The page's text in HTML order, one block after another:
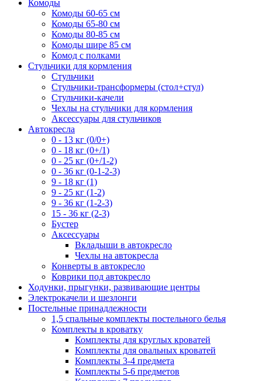
Комоды
Комоды 60-65 см
Комоды 65-80 см
Комоды 80-85 см
Комоды шире 85 см
Комод с полками
Стульчики для кормления
Стульчики
Стульчики-трансформеры (стол+стул)
Стульчики-качели
Чехлы на стульчики для кормления
Аксессуары для стульчиков
Автокресла
0 - 13 кг (0/0+)
0 - 18 кг (0+/1)
0 - 25 кг (0+/1-2)
0 - 36 кг (0-1-2-3)
9 - 18 кг (1)
9 - 25 кг (1-2)
9 - 36 кг (1-2-3)
15 - 36 кг (2-3)
Бустер
Аксессуары
Вкладыши в автокресло
Чехлы на автокресла
Конверты в автокресло
Коврики под автокресло
Ходунки, прыгунки, развивающие центры
Электрокачели и шезлонги
Постельные принадлежности
1,5 спальные комплекты постельного белья
Комплекты в кроватку
Комплекты для круглых кроватей
Комплекты для овальных кроватей
Комплекты 3-4 предмета
Комплекты 5-6 предметов